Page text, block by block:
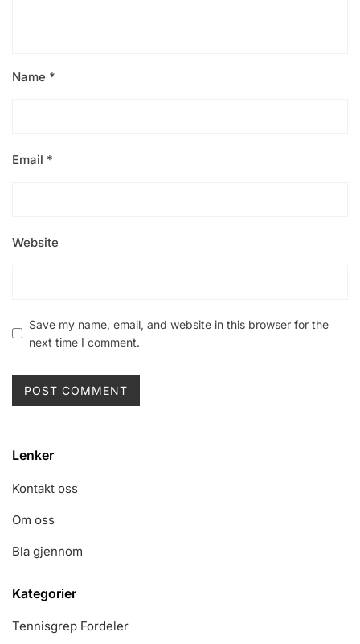
Name *
Email *
Website
Save my name, email, and website in this browser for the
next time I comment.
Lenker
Kontakt oss
Om oss
Bla gjennom
Kategorier
Tennisgrep Fordeler